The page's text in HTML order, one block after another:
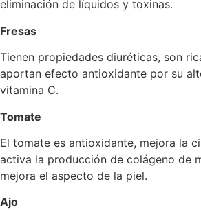
eliminación de líquidos y toxinas.
Fresas
Tienen propiedades diuréticas, son
aportan efecto antioxidante por su
vitamina C.
Tomate
El tomate es antioxidante, mejora la
activa la producción de colágeno de
mejora el aspecto de la piel.
Ajo